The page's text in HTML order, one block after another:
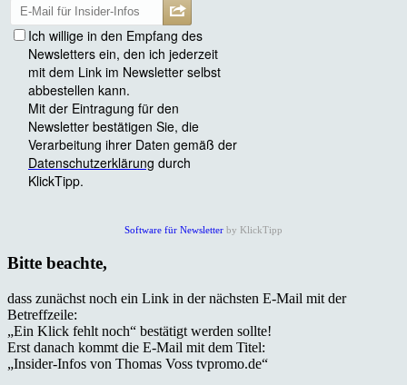
Software für Newsletter by KlickTipp
Bitte beachte,
dass zunächst noch ein Link in der nächsten E-Mail mit der
Betreffzeile:
„Ein Klick fehlt noch“ bestätigt werden sollte!
Erst danach kommt die E-Mail mit dem Titel:
„Insider-Infos von Thomas Voss tvpromo.de“